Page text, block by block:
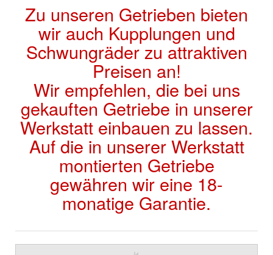
Zu unseren Getrieben bieten
wir auch Kupplungen und
Schwungräder zu attraktiven
Preisen an!
Wir empfehlen, die bei uns
gekauften Getriebe in unserer
Werkstatt einbauen zu lassen.
Auf die in unserer Werkstatt
montierten Getriebe
gewähren wir eine 18-
monatige Garantie.